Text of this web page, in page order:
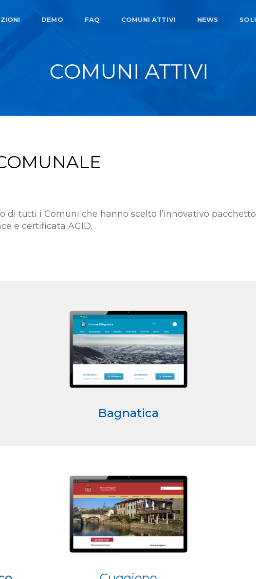
DEMO FAQ COMUNI ATTIVI NEWS
di tutti i Comuni che hanno scelto l’innovativo pacchetto
e certificata AGID.
Bagnatica